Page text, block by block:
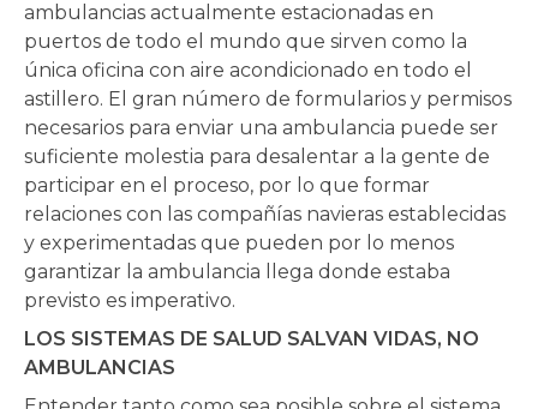
ambulancias actualmente estacionadas en
puertos de todo el mundo que sirven como la
única oficina con aire acondicionado en todo el
astillero. El gran número de formularios y permisos
necesarios para enviar una ambulancia puede ser
suficiente molestia para desalentar a la gente de
participar en el proceso, por lo que formar
relaciones con las compañías navieras establecidas
y experimentadas que pueden por lo menos
garantizar la ambulancia llega donde estaba
previsto es imperativo.
LOS SISTEMAS DE SALUD SALVAN VIDAS, NO
AMBULANCIAS